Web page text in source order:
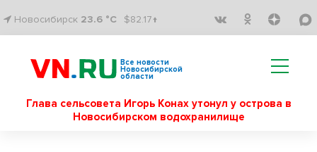
Новосибирск 23.6 °C $82.17↑
Все новости
Новосибирской
области
Глава сельсовета Игорь Конах утонул у острова в
Новосибирском водохранилище